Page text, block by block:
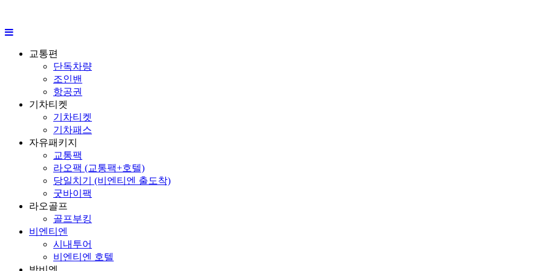
교통편
단독차량
조인밴
항공권
기차티켓
기차티켓
기차패스
자유패키지
교통팩
라오팩 (교통팩+호텔)
당일치기 (비엔티엔 출도착)
굿바이팩
라오골프
골프부킹
비엔티엔
시내투어
비엔티엔 호텔